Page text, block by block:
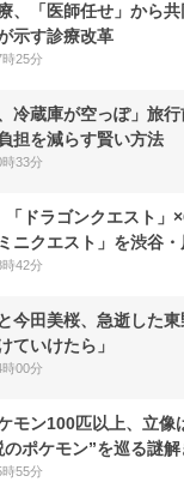
、「医師任せ」から
示す診療改革
25分
、冷蔵庫が空っぽ」旅
担を減らす賢い方法
33分
ドラゴンクエスト」
ニクエスト」を渋谷
42分
今田美桜、急逝した
ていけたら」
00分
モン100匹以上、立
のポケモン”を巡る謎解
55分